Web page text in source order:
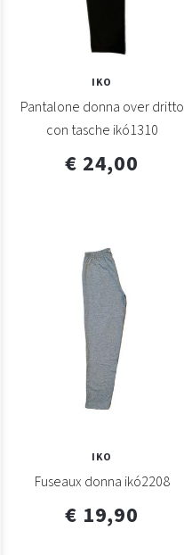
IKO
Pantalone donna over dritto
con tasche ikó1310
€ 24,00
IKO
Fuseaux donna ikó2208
€ 19,90